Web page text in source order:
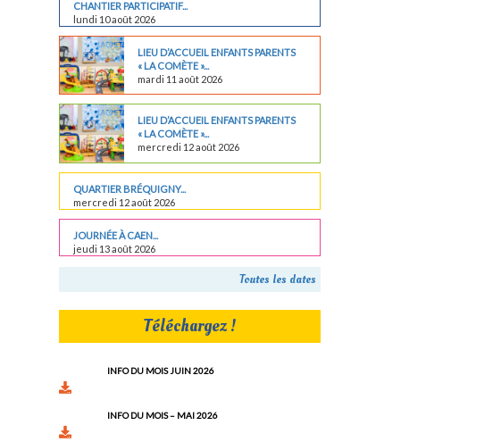
CHANTIER PARTICIPATIF...
lundi 10 août 2026
LIEU D’ACCUEIL ENFANTS PARENTS
« LA COMÈTE »...
mardi 11 août 2026
LIEU D’ACCUEIL ENFANTS PARENTS
« LA COMÈTE »...
mercredi 12 août 2026
QUARTIER BRÉQUIGNY...
mercredi 12 août 2026
JOURNÉE À CAEN...
jeudi 13 août 2026
Toutes les dates
Téléchargez !
INFO DU MOIS JUIN 2026
INFO DU MOIS – MAI 2026